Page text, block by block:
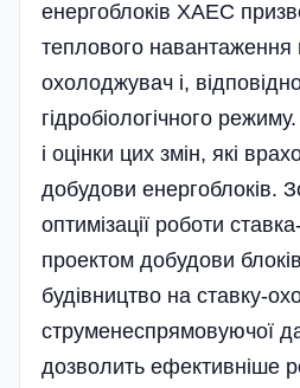
енергоблоків ХАЕС
теплового навантаження
охолоджувач і,
гідробіологі­чного
і оцінки цих змін, які
добудови енергоблоків.
оптимізації роботи
проектом добудови
будівництво на ставку-
струмене­спрямовуючої
дозволить ефективніше